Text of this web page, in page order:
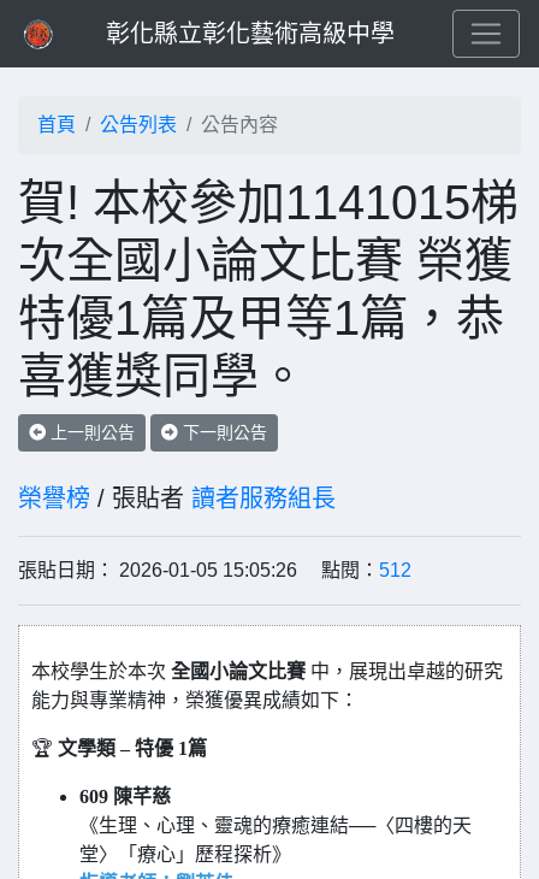
彰化縣立彰化藝術高級中學
首頁 公告列表 公告內容
賀! 本校參加1141015梯
次全國小論文比賽 榮獲
特優1篇及甲等1篇，恭
喜獲獎同學。
上一則公告 下一則公告
榮譽榜 / 張貼者 讀者服務組長
張貼日期： 2026-01-05 15:05:26 點閱： 512
本校學生於本次 全國小論文比賽 中，展現出卓越的研究
能力與專業精神，榮獲優異成績如下：
🏆 文學類 – 特優 1篇
609 陳芊慈
《生理、心理、靈魂的療癒連結──〈四樓的天
堂〉「療心」歷程探析》